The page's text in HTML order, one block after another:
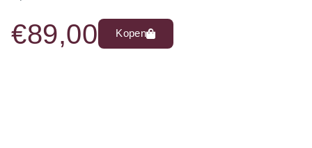
€89,00 Kopen